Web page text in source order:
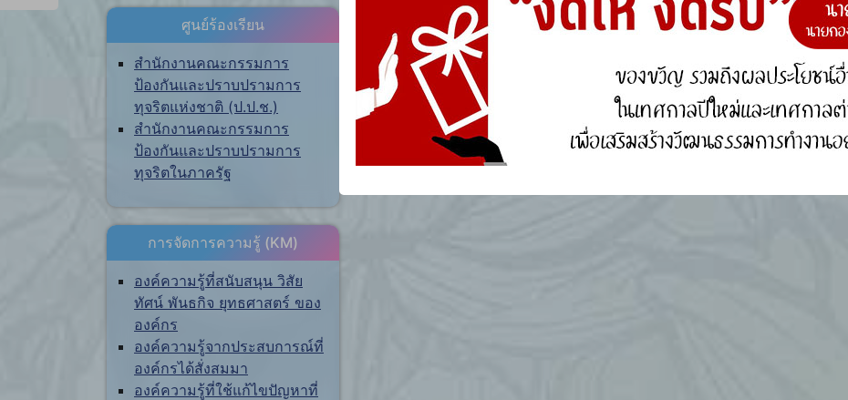
ศูนย์ร้องเรียน
สำนักงานคณะกรรมการ
ป้องกันและปราบปรามการ
ทุจริตแห่งชาติ (ป.ป.ช.)
สำนักงานคณะกรรมการ
ป้องกันและปราบปรามการ
ทุจริตในภาครัฐ
การจัดการความรู้ (KM)
องค์ความรู้ที่สนับสนุน วิสัย
ทัศน์ พันธกิจ ยุทธศาสตร์ ของ
องค์กร
องค์ความรู้จากประสบการณ์ที่
องค์กรได้สั่งสมมา
องค์ความรู้ที่ใช้แก้ไขปัญหาที่